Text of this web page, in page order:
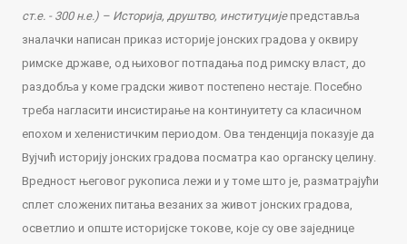
ст.е. - 300 н.е.) – Историја, друштво, институцијепредставља
зналачки написан приказ историје јонских градова у оквиру
римске државе, од њиховог потпадања под римску власт, до
раздобља у коме градски живот постепено нестаје. Посебно
треба нагласити инсистирање на континуитету са класичном
епохом и хеленистичким периодом. Ова тенденција показује да
Вујчић историју јонских градова посматра као органску целину.
Вредност његовог рукописа лежи и у томе што је, разматрајући
сплет сложених питања везаних за живот јонских градова,
осветлио и опште историјске токове, које су ове заједнице